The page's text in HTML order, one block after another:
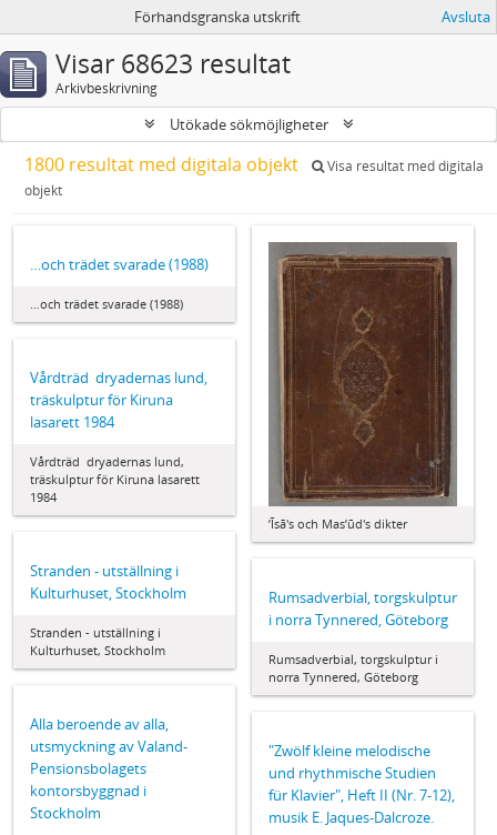
Förhandsgranska utskrift Avsluta
Visar 68623 resultat
Arkivbeskrivning
Utökade sökmöjligheter
1800 resultat med digitala objekt
Visa resultat med digitala
objekt
…och trädet svarade (1988)
…och trädet svarade (1988)
ʼĪsā's och Masʼūd's dikter
Vårdträd  dryadernas lund,
träskulptur för Kiruna
lasarett 1984
Vårdträd  dryadernas lund,
träskulptur för Kiruna lasarett
1984
Stranden - utställning i
Kulturhuset, Stockholm
Stranden - utställning i
Kulturhuset, Stockholm
Rumsadverbial, torgskulptur
i norra Tynnered, Göteborg
Rumsadverbial, torgskulptur i
norra Tynnered, Göteborg
Alla beroende av alla,
utsmyckning av Valand-
Pensionsbolagets
kontorsbyggnad i
Stockholm
"Zwölf kleine melodische
und rhythmische Studien
für Klavier", Heft II (Nr. 7-12),
musik E. Jaques-Dalcroze.